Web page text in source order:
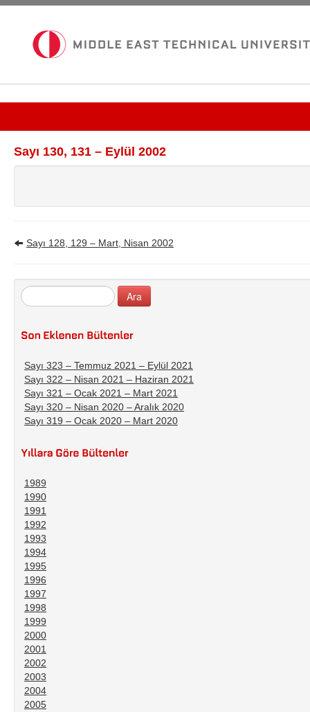
Tüm Bültenler
Sayı 130, 131 – Eylül 2002
Sayı 128, 129 – Mart, Nisan 2002
Sayı 323 – Temmuz 2021 – Eylül 2021
Sayı 322 – Nisan 2021 – Haziran 2021
Sayı 321 – Ocak 2021 – Mart 2021
Sayı 320 – Nisan 2020 – Aralık 2020
Sayı 319 – Ocak 2020 – Mart 2020
1989
1990
1991
1992
1993
1994
1995
1996
1997
1998
1999
2000
2001
2002
2003
2004
2005